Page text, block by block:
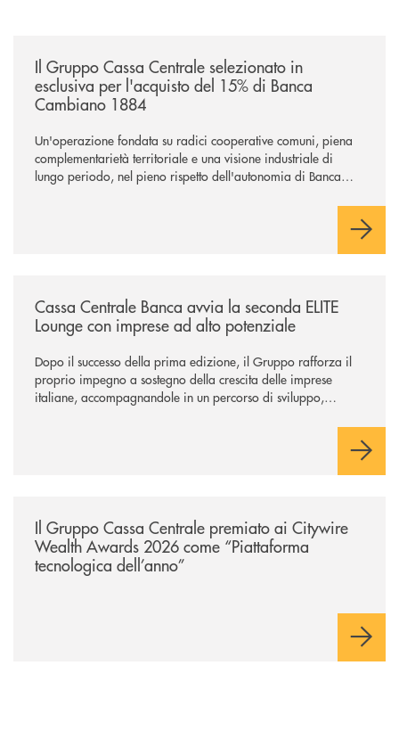
Il Gruppo Cassa Centrale selezionato in
esclusiva per l'acquisto del 15% di Banca
Cambiano 1884
Un'operazione fondata su radici cooperative comuni, piena
complementarietà territoriale e una visione industriale di
lungo periodo, nel pieno rispetto dell'autonomia di Banca
negoziazione esclusiva per la finalizzazione dell’operazione.
Cassa Centrale Banca avvia la seconda ELITE
Lounge con imprese ad alto potenziale
Dopo il successo della prima edizione, il Gruppo rafforza il
proprio impegno a sostegno della crescita delle imprese
italiane, accompagnandole in un percorso di sviluppo,
Il Gruppo Cassa Centrale premiato ai Citywire
Wealth Awards 2026 come “Piattaforma
tecnologica dell’anno”